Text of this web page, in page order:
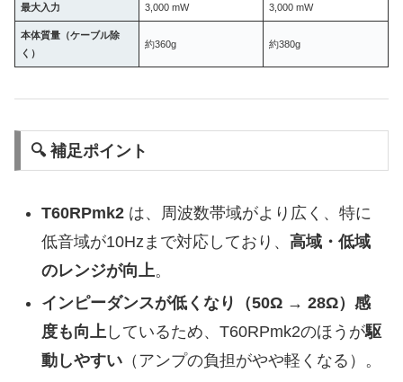
最大入力 3,000 mW 3,000 mW
本体質量（ケーブル除
く）
約360g 約380g
🔍 補足ポイント
T60RPmk2は、周波数帯域がより広く、特に
低音域が10Hzまで対応しており、 高域・低域
のレンジが向上。
インピーダンスが低くなり（50Ω → 28Ω）感
度も向上 しているため、T60RPmk2のほうが駆
動しやすい（アンプの負担がやや軽くなる）。